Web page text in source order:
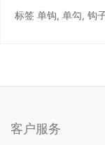
标签 单钩, 单勾, 钩
客户服务